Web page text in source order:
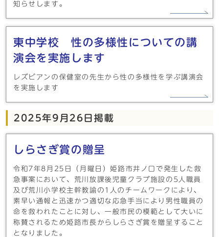
知らせします。
東中学校 性の多様性についての講
演会を実施します
レズビアンの保健室の先生から性の多様性を学ぶ講演会
を実施します
2025年9月26日掲載
しらさぎ賞の贈呈
令和7年8月25日（月曜日）姫路市井ノ口で発生した救
急事案において、荒川放課後児童クラブ施設の5人職員
及び荒川小学校主幹教諭の1人のチームワークにより、
素早い通報と迅速かつ適切な応急手当により男性職員の
命を救われたことに対し、一般市民の模範として大いに
称賛されるため姫路市長からしらさぎ賞を贈呈すること
となりました。